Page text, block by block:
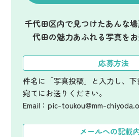
千代田区内で見つけたあんな
代田の魅力あふれる写真を
応募方法
件名に「写真投稿」と入力し、
宛てにお送りください。
Email：pic-toukou@mm-
メールへの記載